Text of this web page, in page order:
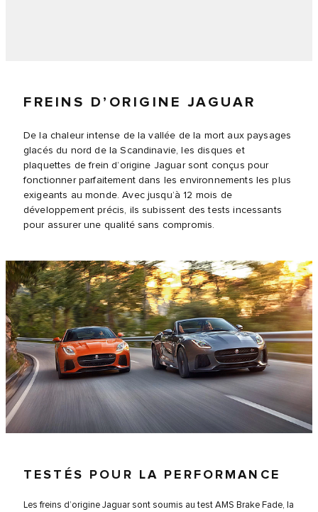
FREINS D’ORIGINE JAGUAR
De la chaleur intense de la vallée de la mort aux paysages
glacés du nord de la Scandinavie, les disques et
plaquettes de frein d’origine Jaguar sont conçus pour
fonctionner parfaitement dans les environnements les plus
exigeants au monde. Avec jusqu’à 12 mois de
développement précis, ils subissent des tests incessants
pour assurer une qualité sans compromis.
TESTÉS POUR LA PERFORMANCE
Les freins d’origine Jaguar sont soumis au test AMS Brake Fade, la